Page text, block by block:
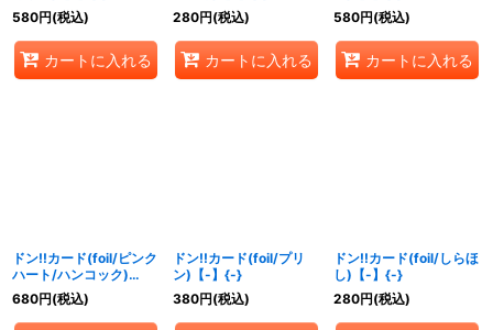
580円(税込)
カートに入れる
280円(税込)
カートに入れる
580円(税込)
カートに入れる
ドン!!カード(foil/ピンク
ハート/ハンコック)
【-】{-}
680円(税込)
ドン!!カード(foil/プリ
ン)【-】{-}
380円(税込)
ドン!!カード(foil/しらほ
し)【-】{-}
280円(税込)